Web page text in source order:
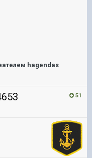
hagendas
51